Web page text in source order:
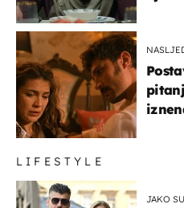
LIFESTYLE
JAKO